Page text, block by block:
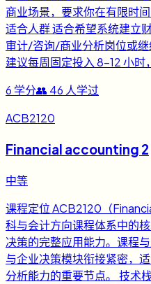
商业场景，要求你在有限时
适合人群 适合希望系统建立
审计/咨询/商业分析岗位或继
建议每周固定投入 8-12 小时
6 学分👥 46 人学过
ACB2120
Financial accounting 2
中等
课程定位 ACB2120（
科与会计方向课程体系中的
决策的完整应用能力。课程
与企业决策模块衔接紧密，
分析能力的重要节点。 技术